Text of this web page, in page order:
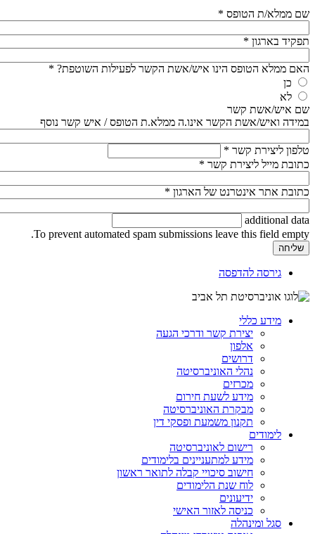
שם ממלא/ת הטופס *
תפקיד בארגון *
האם ממלא הטופס הינו איש/אשת הקשר לפעילות השוטפת? *
כן
לא
שם איש/אשת קשר
במידה ואיש/אשת הקשר אינו.ה ממלא.ת הטופס / איש קשר נוסף
טלפון ליצירת קשר *
כתובת מייל ליצירת קשר *
כתובת אתר אינטרנט של הארגון *
additional data
To prevent automated spam submissions leave this field empty.
גירסה להדפסה
מידע כללי
יצירת קשר ודרכי הגעה
אלפון
דרושים
נהלי האוניברסיטה
מכרזים
מידע לשעת חירום
מבקרת האוניברסיטה
תקנון משמעת ופסקי דין
לימודים
רישום לאוניברסיטה
מידע למתעניינים בלימודים
חישוב סיכויי קבלה לתואר ראשון
לוח שנת הלימודים
ידיעונים
כניסה לאזור האישי
סגל ומינהלה